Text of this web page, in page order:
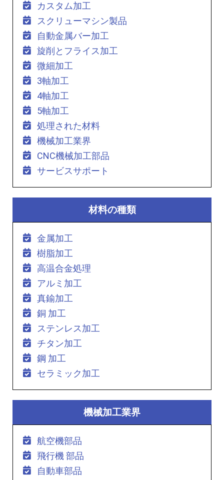
カスタム加工
スクリューマシン製品
自動金属バー加工
旋削とフライス加工
微細加工
3軸加工
4軸加工
5軸加工
処理された材料
機械加工業界
CNC機械加工部品
サービスサポート
材料の種類
金属加工
樹脂加工
高温合金処理
アルミ加工
真鍮加工
銅 加工
ステンレス加工
チタン加工
鋼 加工
セラミック加工
機械加工業界
航空機部品
飛行機 部品
自動車部品